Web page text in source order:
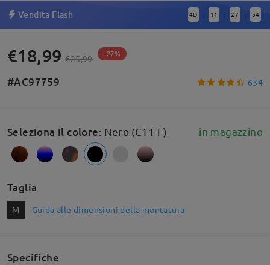
Vendita Flash 4D : 11 : 27 : 53
€18,99 €25,99 -27%
#AC97759 634
Seleziona il colore: Nero (C11-F) in magazzino
Taglia
M Guida alle dimensioni della montatura
Specifiche